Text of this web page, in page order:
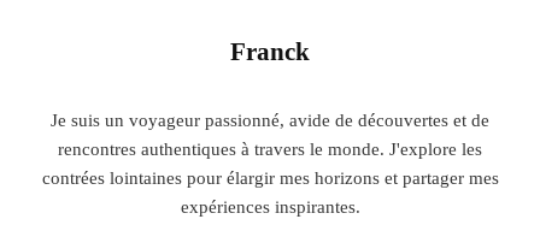
Franck
Je suis un voyageur passionné, avide de découvertes et de
rencontres authentiques à travers le monde. J'explore les
contrées lointaines pour élargir mes horizons et partager mes
expériences inspirantes.